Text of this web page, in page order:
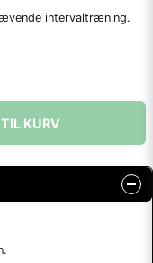
intervaltræning.
KURV